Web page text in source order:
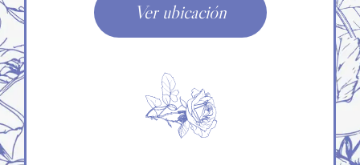
Ver ubicación